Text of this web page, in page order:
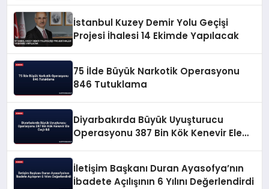
İstanbul Kuzey Demir Yolu Geçişi
Projesi İhalesi 14 Ekimde Yapılacak
75 İlde Büyük Narkotik Operasyonu
846 Tutuklama
Diyarbakırda Büyük Uyuşturucu
Operasyonu 387 Bin Kök Kenevir Ele
İletişim Başkanı Duran Ayasofya’nın
İbadete Açılışının 6 Yılını Değerlendirdi